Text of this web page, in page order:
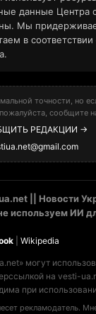
данные Центра
Мы
в соответствии
точности, но
сообщите
РЕДАКЦИИ →
|| Новости
используем ИИ
Wikipedia
могут
на vesti-
при
рекламодатель.